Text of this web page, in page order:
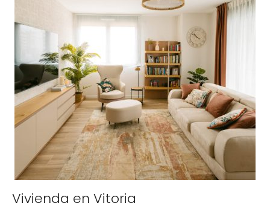
Vivienda en Vitoria